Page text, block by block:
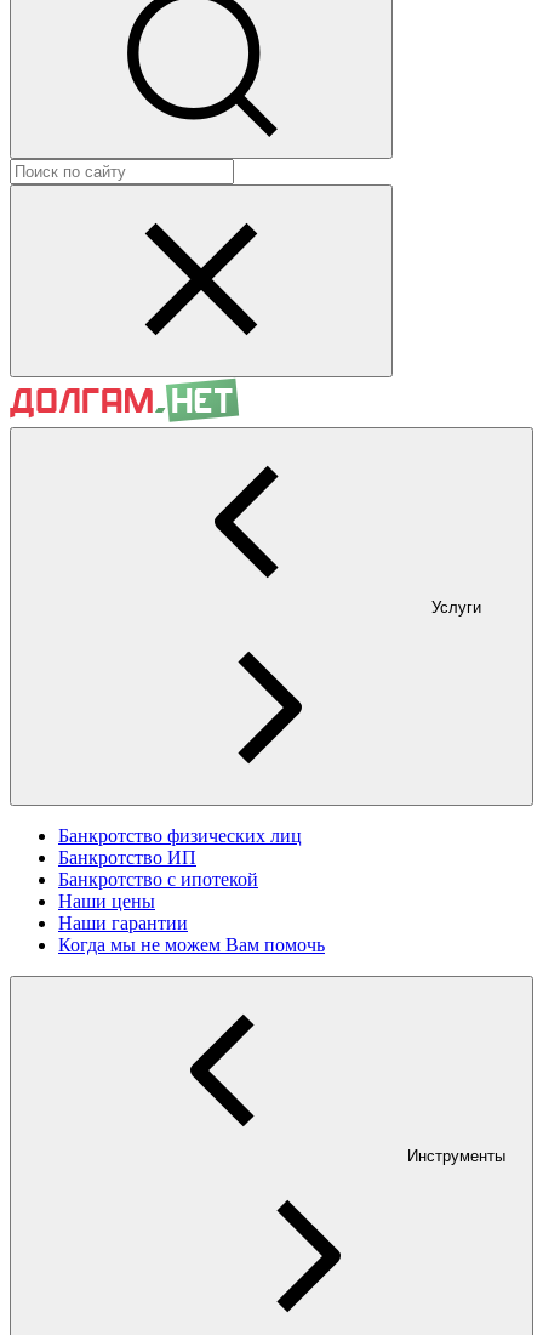
Услуги
Банкротство физических лиц
Банкротство ИП
Банкротство с ипотекой
Наши цены
Наши гарантии
Когда мы не можем Вам помочь
Инструменты